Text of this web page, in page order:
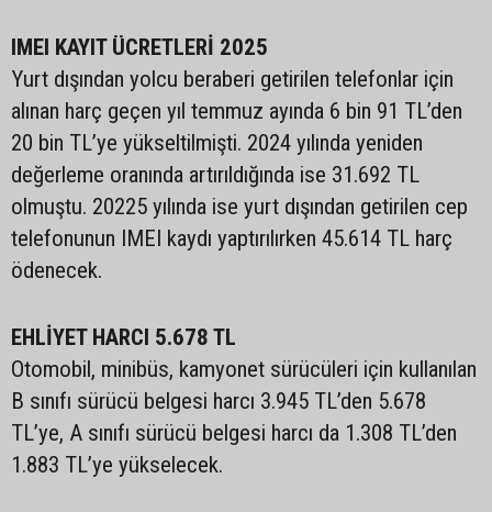
IMEI KAYIT ÜCRETLERİ 2025
Yurt dışından yolcu beraberi getirilen telefonlar için
alınan harç geçen yıl temmuz ayında 6 bin 91 TL’den
20 bin TL’ye yükseltilmişti. 2024 yılında yeniden
değerleme oranında artırıldığında ise 31.692 TL
olmuştu. 20225 yılında ise yurt dışından getirilen cep
telefonunun IMEI kaydı yaptırılırken 45.614 TL harç
ödenecek.
EHLİYET HARCI 5.678 TL
Otomobil, minibüs, kamyonet sürücüleri için kullanılan
B sınıfı sürücü belgesi harcı 3.945 TL’den 5.678
TL’ye, A sınıfı sürücü belgesi harcı da 1.308 TL’den
1.883 TL’ye yükselecek.